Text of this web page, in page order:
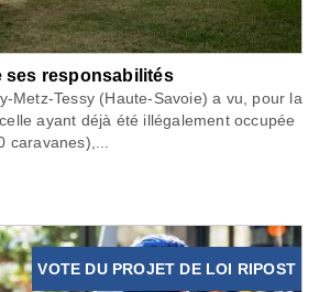
ses responsabilités
Metz-Tessy (Haute-Savoie) a vu, pour la
ayant déjà été illégalement occupée
caravanes),...
VOTE DU PROJET DE LOI RIPOST